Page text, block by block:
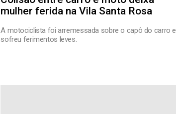
mulher ferida na Vila Santa Rosa
A motociclista foi arremessada sobre o capô do carro e
sofreu ferimentos leves.